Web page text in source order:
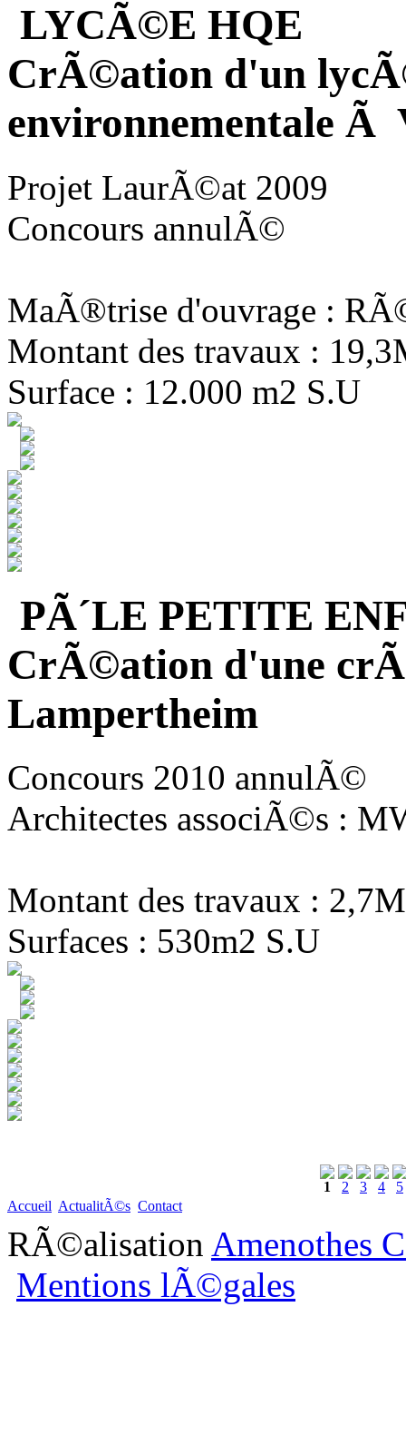
LYCÃ©E HQE
CrÃ©ation d'un
environnementale Ã
Projet LaurÃ©at 2009
Concours annulÃ©
MaÃ®trise d'ouvrage :
Montant des travaux :
Surface : 12.000 m2 S.U
PÃ´LE PETITE
CrÃ©ation d'une
Lampertheim
Concours 2010 annulÃ©
Architectes associÃ©s :
Montant des travaux :
Surfaces : 530m2 S.U
1 2 3 4
5
Accueil ActualitÃ©s Contact
RÃ©alisation Amenothes
Mentions lÃ©gales